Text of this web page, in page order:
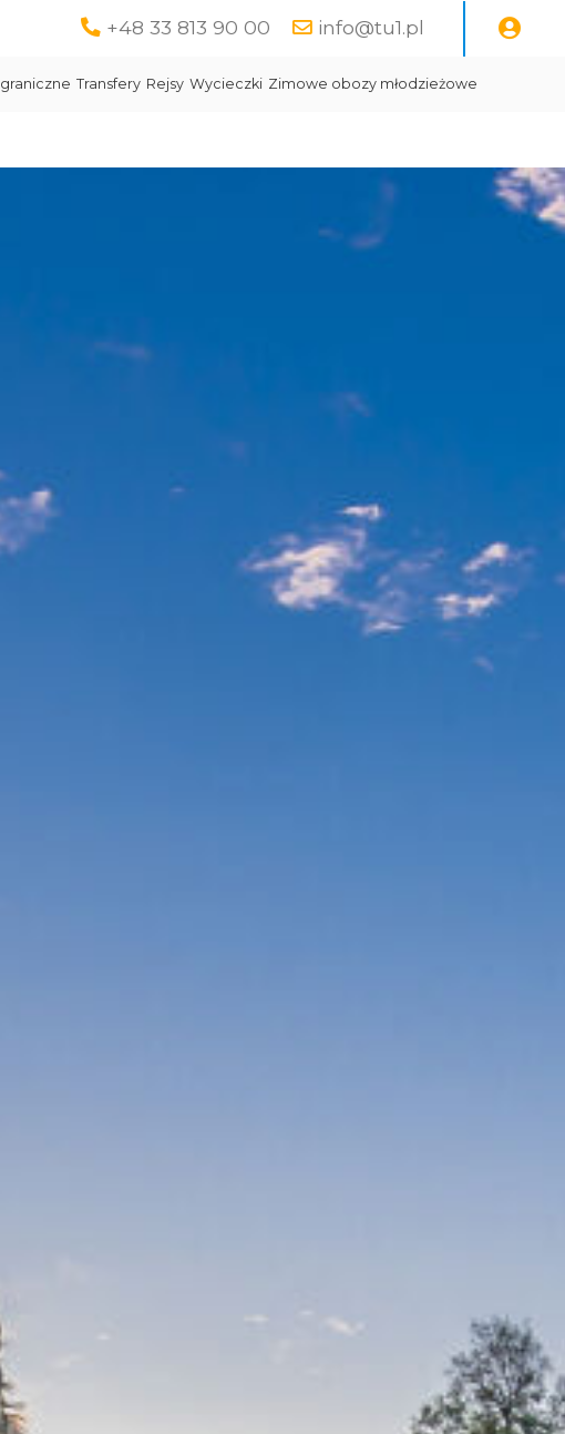
+48 33 813 90 00 info@tu1.pl
Transfery Rejsy Wycieczki Zimowe obozy młodzieżowe